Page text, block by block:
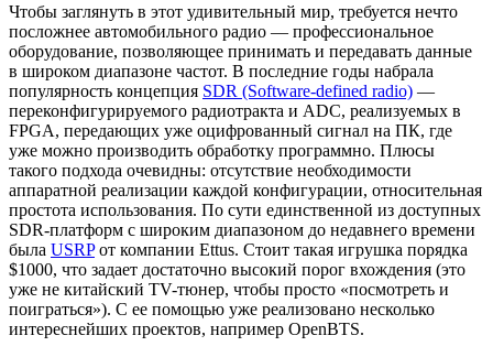
Чтобы заглянуть в этот удивительный мир, требуется нечто
посложнее автомобильного радио — профессиональное
оборудование, позволяющее принимать и передавать данные
в широком диапазоне частот. В последние годы набрала
популярность концепция SDR (Software-defined radio) —
переконфигурируемого радиотракта и ADC, реализуемых в
FPGA, передающих уже оцифрованный сигнал на ПК, где
уже можно производить обработку программно. Плюсы
такого подхода очевидны: отсутствие необходимости
аппаратной реализации каждой конфигурации, относительная
простота использования. По сути единственной из доступных
SDR-платформ с широким диапазоном до недавнего времени
была USRPот компании Ettus. Стоит такая игрушка порядка
$1000, что задает достаточно высокий порог вхождения (это
уже не китайский TV-тюнер, чтобы просто «посмотреть и
поиграться»). С ее помощью уже реализовано несколько
интереснейших проектов, например OpenBTS.